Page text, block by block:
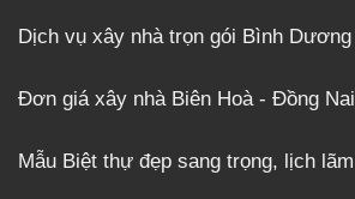
Dịch vụ xây nhà trọn gói Bình Dương
Đơn giá xây nhà Biên Hoà - Đồng Nai
Mẫu Biệt thự đẹp sang trọng, lịch lãm